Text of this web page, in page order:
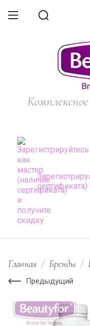
сертификата)
Главная / Бренды /
Предыдущий